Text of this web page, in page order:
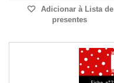
Adicionar à Lista de
presentes